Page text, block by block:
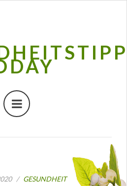
/ GESUNDHEIT